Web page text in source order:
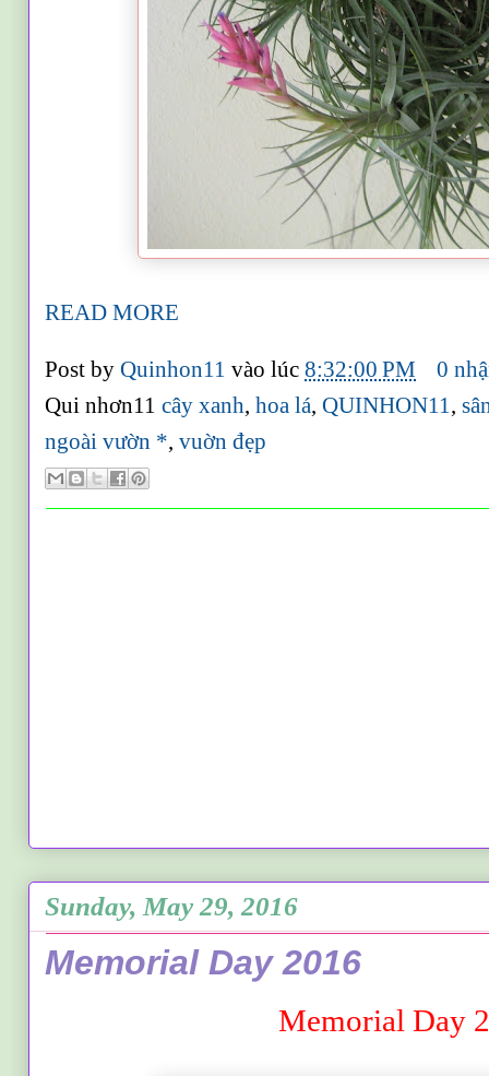
READ MORE
Post byQuinhon11vào lúc8:32:00 PM
0
Qui nhơn11cây xanh,hoa lá,QUINHON11,
ngoài vườn *,vuờn đẹp
Sunday, May 29, 2016
Memorial Day 2016
Memorial Day